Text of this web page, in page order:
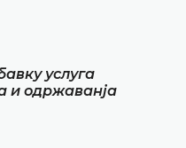
услуга
и одржаванја